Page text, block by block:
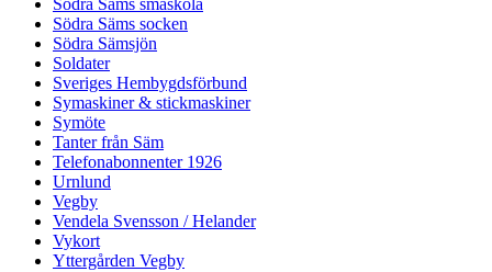
Södra Säms småskola
Södra Säms socken
Södra Sämsjön
Soldater
Sveriges Hembygdsförbund
Symaskiner & stickmaskiner
Symöte
Tanter från Säm
Telefonabonnenter 1926
Urnlund
Vegby
Vendela Svensson / Helander
Vykort
Yttergården Vegby